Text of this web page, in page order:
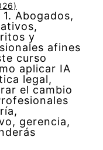
Abogados,
y
afines
curso
aplicar IA
legal,
el cambio
gerencia,